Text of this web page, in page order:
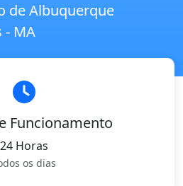
de Albuquerque
- MA
Funcionamento
24 Horas
os dias